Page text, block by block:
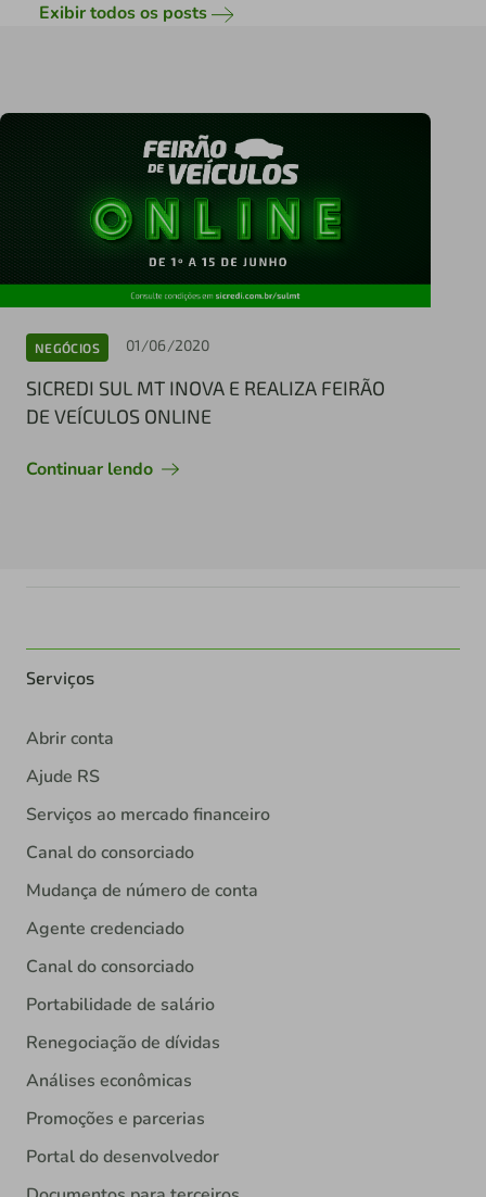
Exibir todos os posts
NEGÓCIOS 01/06/2020
SICREDI SUL MT INOVA E REALIZA FEIRÃO
DE VEÍCULOS ONLINE
Continuar lendo
Serviços
Abrir conta
Ajude RS
Serviços ao mercado financeiro
Canal do consorciado
Mudança de número de conta
Agente credenciado
Canal do consorciado
Portabilidade de salário
Renegociação de dívidas
Análises econômicas
Promoções e parcerias
Portal do desenvolvedor